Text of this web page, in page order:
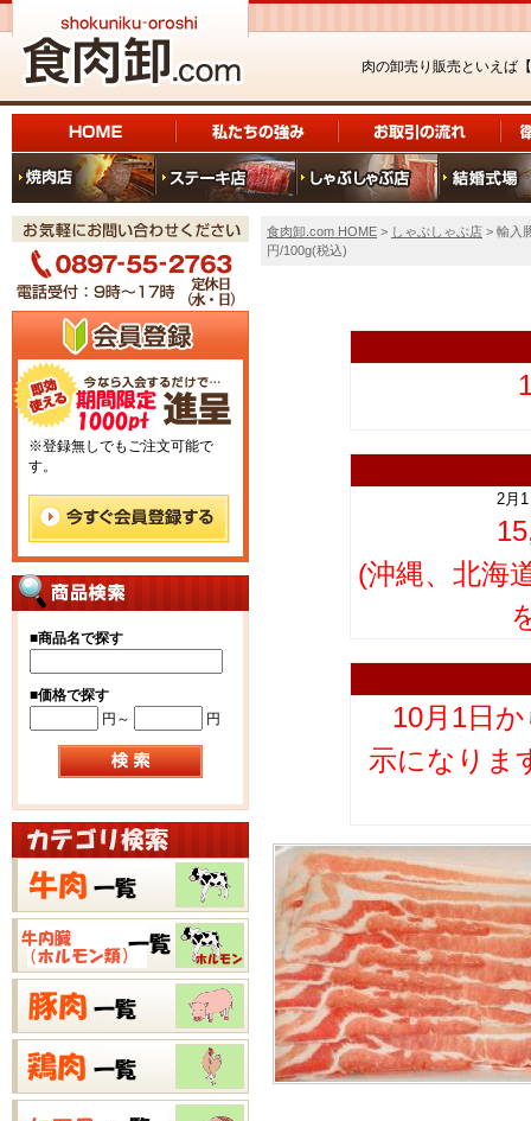
肉の卸売り販売といえば【
※登録無しでもご注文可能で
す。
■商品名で探す
■価格で探す
円～
円
食肉卸.com HOME > しゃぶしゃぶ店 > 輸入
円/100g(税込)
2月
(沖縄、北海
10月1日
示になりま